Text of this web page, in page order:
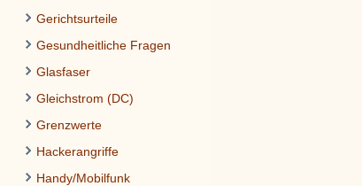
Gerichtsurteile
Gesundheitliche Fragen
Glasfaser
Gleichstrom (DC)
Grenzwerte
Hackerangriffe
Handy/Mobilfunk